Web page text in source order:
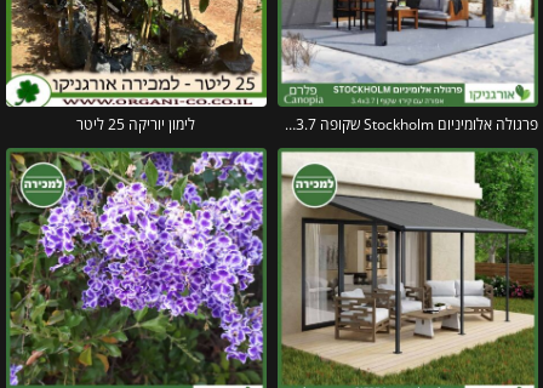
פרגולה אלומיניום Stockholm שקופה 3.4X3.7 עיצוב מודרני מבית Canopia לימון יוריקה 25 ליטר